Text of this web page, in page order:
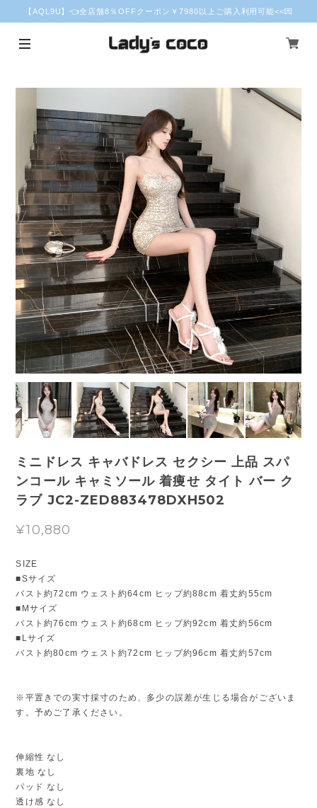
【AQL9U】👈全店舗8％OFFクーポン￥7980以上ご購入利用可能<<💌
ミニドレス キャバドレス セクシー 上品 スパ
ンコール キャミソール 着痩せ タイト バー ク
ラブ JC2-ZED883478DXH502
¥10,880
SIZE
■Sサイズ
バスト約72cm ウェスト約64cm ヒップ約88cm 着丈約55cm
■Mサイズ
バスト約76cm ウェスト約68cm ヒップ約92cm 着丈約56cm
■Lサイズ
バスト約80cm ウェスト約72cm ヒップ約96cm 着丈約57cm
※平置きでの実寸採寸のため、多少の誤差が生じる場合がございま
す。予めご了承ください。
伸縮性 なし
裏地 なし
パッド なし
透け感 なし